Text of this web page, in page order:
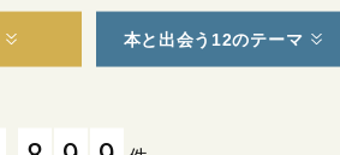
本と出会う12のテーマ